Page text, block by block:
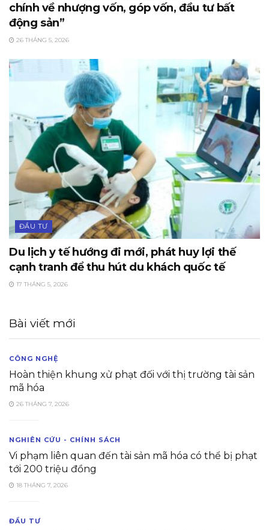
chính về nhượng vốn, góp vốn, đầu tư bất
động sản”
26 THÁNG 5, 2026
ĐẦU TƯ
Du lịch y tế hướng đi mới, phát huy lợi thế
cạnh tranh để thu hút du khách quốc tế
17 THÁNG 5, 2026
Bài viết mới
CÔNG NGHỆ
Hoàn thiện khung xử phạt đối với thị trường tài sản
mã hóa
26 THÁNG 7, 2026
NGHIÊN CỨU - CHÍNH SÁCH
Vi phạm liên quan đến tài sản mã hóa có thể bị phạt
tới 200 triệu đồng
18 THÁNG 7, 2026
ĐẦU TƯ